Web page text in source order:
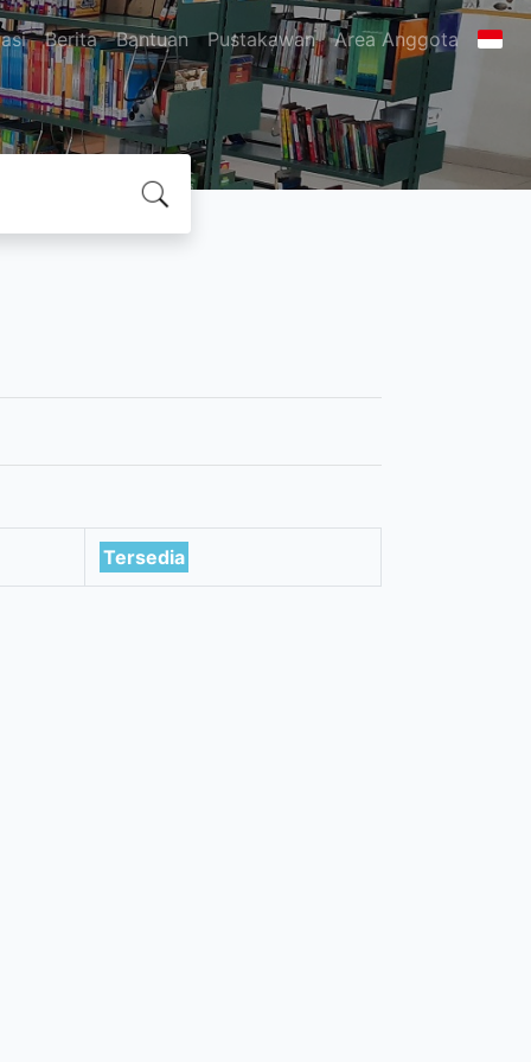
Berita Bantuan Pustakawan Area Anggota
Tersedia